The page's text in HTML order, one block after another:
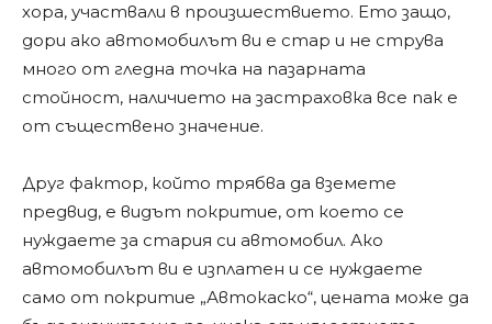
хора, участвали в произшествието. Ето защо,
дори ако автомобилът ви е стар и не струва
много от гледна точка на пазарната
стойност, наличието на застраховка все пак е
от съществено значение.
Друг фактор, който трябва да вземете
предвид, е видът покритие, от което се
нуждаете за стария си автомобил. Ако
автомобилът ви е изплатен и се нуждаете
само от покритие „Автокаско“, цената може да